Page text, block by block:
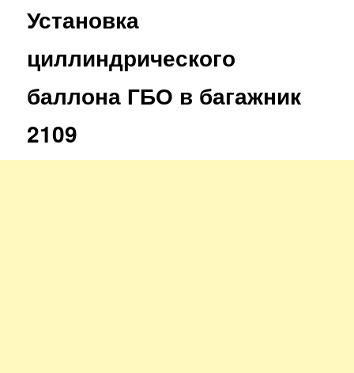
Установка
циллиндрического
баллона ГБО в багажник
2109